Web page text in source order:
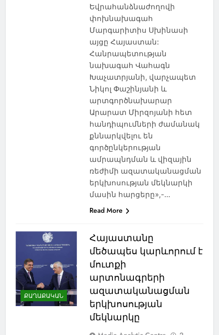
Եվրահանձնաժողովի
փոխնախագահ
Մարգարիտիս Սխինասի
այցը Հայաստան:
Հանրապետության
նախագահ Վահագն
Խաչատրյանի, վարչապետ
Նիկոլ Փաշինյանի և
արտգործնախարար
Արարատ Միրզոյանի հետ
հանդիպումների ժամանակ
քննարկվելու են
գործընկերության
ամրապնդման և վիզային
ռեժիմի ազատականացման
երկխոսության մեկնարկի
մասին հարցերը»,-…
Read More
ՔԱՂԱՔԱԿԱՆ
Հայաստանը
մեծապես կարևորում է
մուտքի
արտոնագրերի
ազատականացման
երկխոսության
մեկնարկը